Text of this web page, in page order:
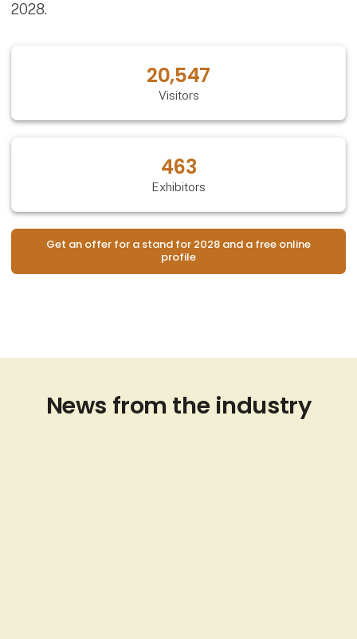
2028.
20,547
Visitors
463
Exhibitors
Get an offer for a stand for 2028 and a free online
profile
News from the industry